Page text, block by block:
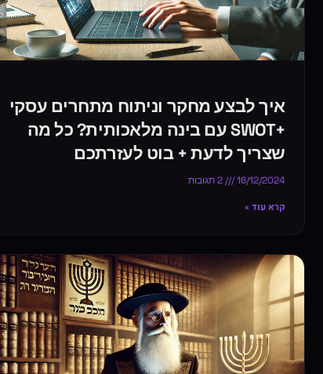
איך לבצע מחקר וניתוח מתחרים עסקי
+SWOT עם בינה מלאכותית? כל מה
שצריך לדעת + בוט לעזרתכם
16/12/2024
קרא עוד »